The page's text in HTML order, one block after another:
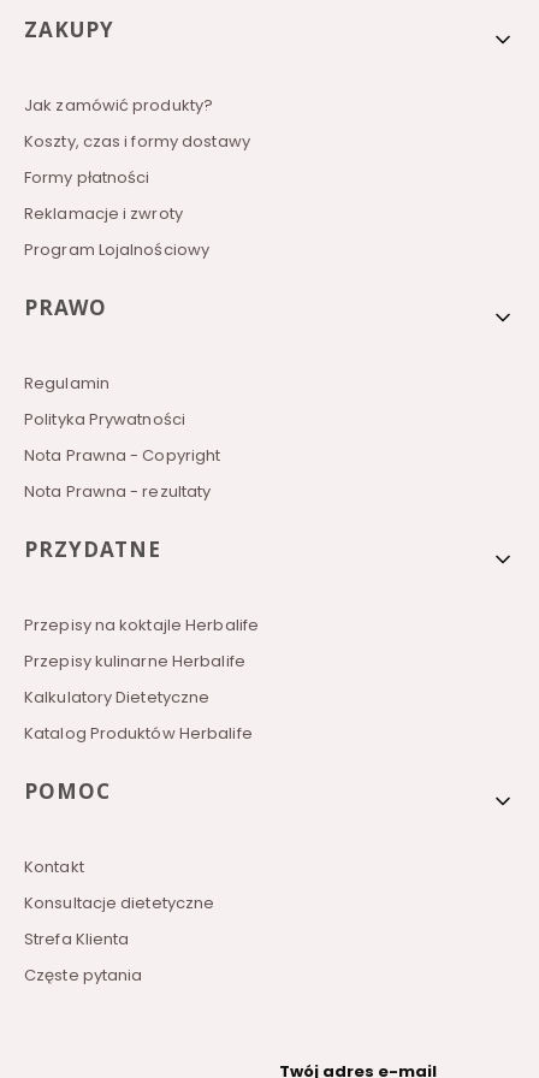
l
5
5
0
g
Linki w stopce
ZAKUPY
Jak zamówić produkty?
Koszty, czas i formy dostawy
Formy płatności
Reklamacje i zwroty
Program Lojalnościowy
PRAWO
Regulamin
Polityka Prywatności
Nota Prawna - Copyright
Nota Prawna - rezultaty
PRZYDATNE
Przepisy na koktajle Herbalife
Przepisy kulinarne Herbalife
Kalkulatory Dietetyczne
Katalog Produktów Herbalife
POMOC
Kontakt
Konsultacje dietetyczne
Strefa Klienta
Częste pytania
Twój adres e-mail